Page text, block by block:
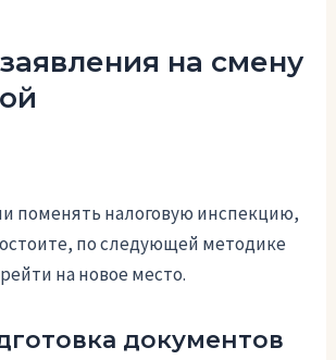
на смену
поменять налоговую инспекцию,
по следующей методике
на новое место.
документов